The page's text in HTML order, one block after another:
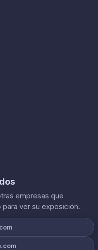
empresas que
ver su exposición.